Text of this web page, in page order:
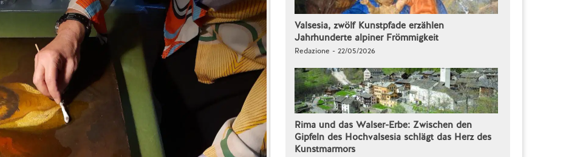
Valsesia, zwölf Kunstpfade erzählen
Jahrhunderte alpiner Frömmigkeit
Redazione - 22/05/2026
Rima und das Walser-Erbe: Zwischen den
Gipfeln des Hochvalsesia schlägt das Herz des
Kunstmarmors